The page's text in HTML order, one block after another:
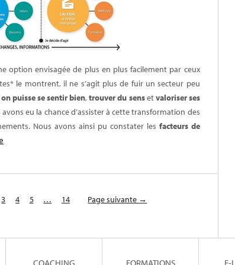
option envisagée de plus en plus facilement par ceux
le montrent, il ne s’agit plus de fuir un secteur peu
puisse se sentir bien,trouver du sensetvaloriser ses
avons eu la chance d’assister à cette transformation des
Nous avons ainsi pu constater les facteurs de
3 4 5 … 14 Page suivante →
COACHING FORMATIONS E-